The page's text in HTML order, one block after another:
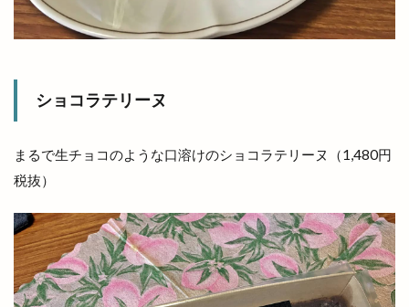
松江市
松江市役所新庁舎
松江店
松江東津田
松江祭
松江観光協会
株式会社 ナガタ
株式会社 尊
株式会社福島造園
桃源 桃源郷
桜
桜まつり
梟の城 森星
森英恵
椅子も大社前駅
極実すいか
極真会館
極真空手
楽しいうれしい運動プロジェクト
ショコラテリーヌ
まるで生チョコのような口溶けのショコラテリーヌ（1,480円
税抜）